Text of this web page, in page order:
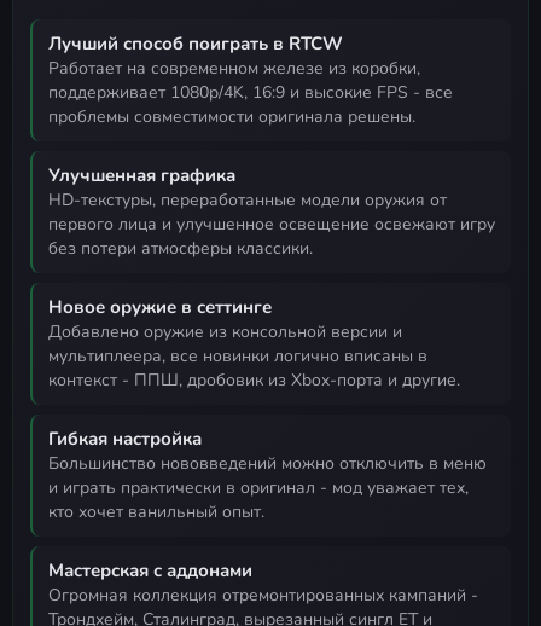
Лучший способ поиграть в RTCW
работает на современном железе из коробки,
поддерживает 1080p/4K, 16:9 и высокие FPS - все
проблемы совместимости оригинала решены.
Улучшенная графика
HD-текстуры, переработанные модели оружия от
первого лица и улучшенное освещение освежают игру
без потери атмосферы классики.
Новое оружие в сеттинге
добавлено оружие из консольной версии и
мультиплеера, все новинки логично вписаны в
контекст - ППШ, дробовик из Xbox-порта и другие.
Гибкая настройка
большинство нововведений можно отключить в меню
и играть практически в оригинал - мод уважает тех,
кто хочет ванильный опыт.
Мастерская с аддонами
огромная коллекция отремонтированных кампаний -
Трондхейм, Сталинград, вырезанный сингл ET и